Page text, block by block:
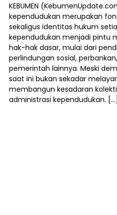
KEBUMEN
kependudukan merupakan
sekaligus identitas hukum
kependudukan menjadi pintu
hak-hak dasar, mulai dari
perlindungan sosial,
pemerintah lainnya. Meski
saat ini bukan sekadar
membangun kesadaran
administrasi kependudukan. […]